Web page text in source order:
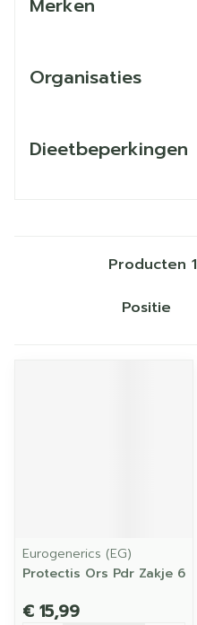
Merken
Organisaties
Dieetbeperkingen
Producten 1
Sorteer op:
Eurogenerics (EG)
Protectis Ors Pdr Zakje 6
€ 15,99